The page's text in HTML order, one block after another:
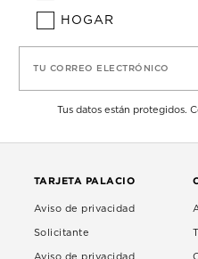
HOGAR
TU CORREO ELECTRÓNICO
Tus datos están protegidos.
TARJETA PALACIO
Aviso de privacidad
Solicitante
Aviso de privacidad